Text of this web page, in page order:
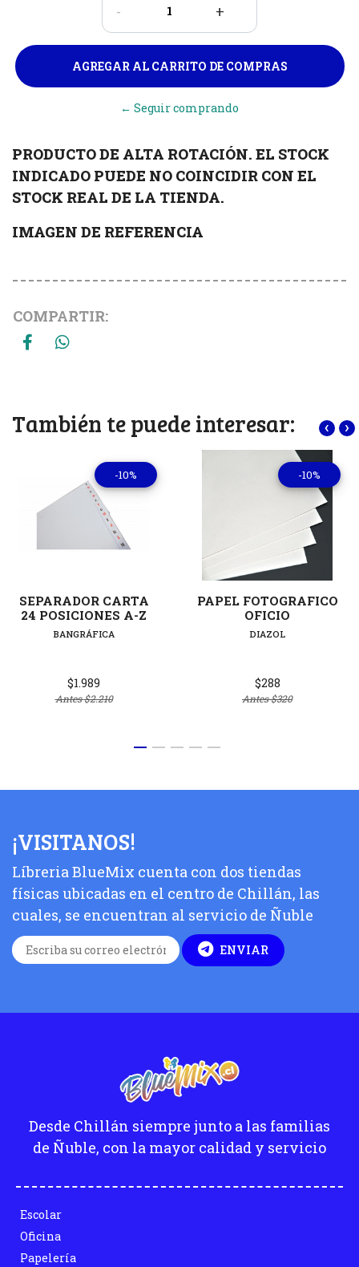
- +
← Seguir comprando
PRODUCTO DE ALTA ROTACIÓN. EL STOCK
INDICADO PUEDE NO COINCIDIR CON EL
STOCK REAL DE LA TIENDA.
IMAGEN DE REFERENCIA
COMPARTIR:
También te puede interesar:
-10%
SEPARADOR CARTA
24 POSICIONES A-Z
BANGRÁFICA
$1.989
Antes$2.210
-10%
PAPEL FOTOGRAFICO
OFICIO
DIAZOL
$288
Antes$320
‹ ›
¡VISITANOS!
Líbreria BlueMix cuenta con dos tiendas
físicas ubicadas en el centro de Chillán, las
cuales, se encuentran al servicio de Ñuble
ENVIAR
Desde Chillán siempre junto a las familias
de Ñuble, con la mayor calidad y servicio
Escolar
Oficina
Papelería